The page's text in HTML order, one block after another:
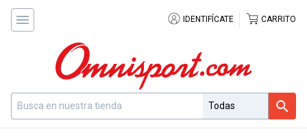
IDENTIFÍCATE CARRITO